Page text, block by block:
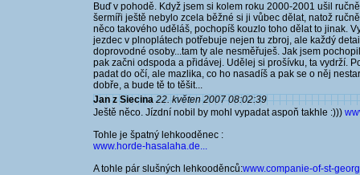
Buď v pohodě. Když jsem si kolem roku 2000-2001 ušil
šermíři ještě nebylo zcela běžné si ji vůbec dělat, natož
něco takového uděláš, pochopíš kouzlo toho dělat to jinak.
jezdec v plnoplátech potřebuje nejen tu zbroj, ale každý
doprovodné osoby...tam ty ale nesměřuješ. Jak jsem
pak začni odspoda a přidávej. Udělej si prošívku, ta vydrží.
padat do očí, ale mazlika, co ho nasadíš a pak se o něj
dobře, a bude tě to těšit...
Jan z Siecina 22. květen 2007 08:02:39
Ještě něco. Jízdní nobil by mohl vypadat aspoň takhle :)))
Tohle je špatný lehkooděnec :
www.horde-hasalaha.de...
A tohle pár slušných lehkooděnců:www.companie-of-st-